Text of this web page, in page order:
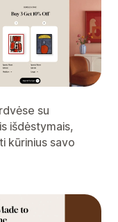
su
išdėstymais,
kūrinius savo